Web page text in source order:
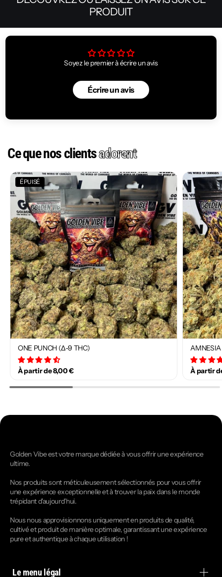
PRODUIT
Soyez le premier à écrire un avis
Écrire un avis
Ce que nos clientsadorent
ÉPUISÉ
ONE PUNCH (Δ-9 THC)
À partir de 8,00 € À partir
Golden Vibe est votre marque dédiée à vous offrir une expérience
ultime.
Nos produits sont méticuleusement sélectionnés pour vous offrir
une expérience exceptionnelle et à trouver la paix dans le monde
trépidant d'aujourd'hui.
Nous nous approvisionnons uniquement en produits de qualité,
cultivé et produit de manière optimale, garantissant une expérience
pure et authentique à chaque utilisation !
Le menu légal